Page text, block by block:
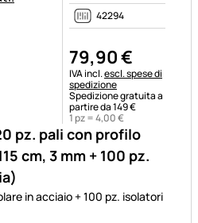
pz. pali con profilo
cm, 3 mm + 100 pz.
in acciaio + 100 pz. isolatori
42294
79,90€
Informazioni fiscali:
IVA incl.escl. spese di
spedizione
Spedizione gratuita a
partire da 149 €
1 pz =4,00€